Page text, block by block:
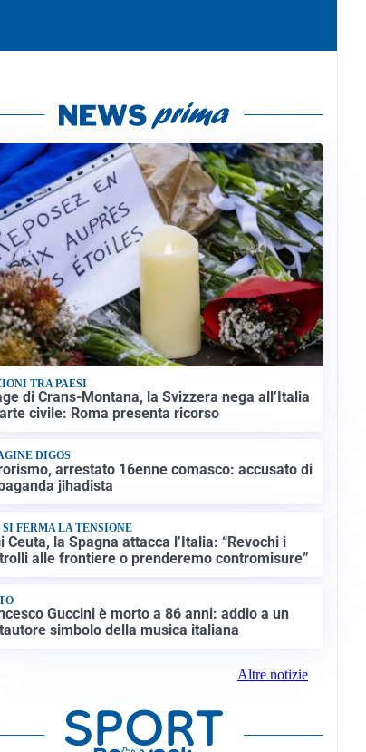
TRA PAESI
di Crans-Montana, la Svizzera nega all’Italia
civile: Roma presenta ricorso
DIGOS
arrestato 16enne comasco: accusato di
jihadista
SI FERMA LA TENSIONE
Ceuta, la Spagna attacca l’Italia: “Revochi i
alle frontiere o prenderemo contromisure”
Guccini è morto a 86 anni: addio a un
simbolo della musica italiana
Altre notizie